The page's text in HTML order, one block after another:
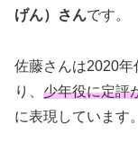
げん）さんです。
佐藤さんは2020
り、 少年役に定評
に表現しています。